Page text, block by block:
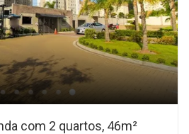
com 2 quartos, 46m²